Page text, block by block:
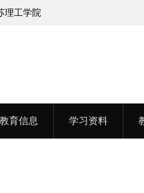
教育信息 学习资料